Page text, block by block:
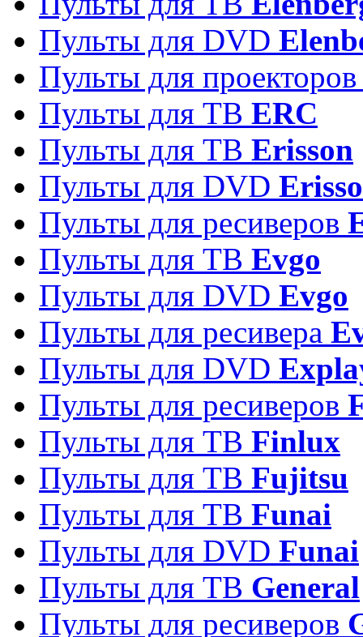
Пульты для DVD
Пульты для
Пульты для ТВ ERC
Пульты для ТВ Erisson
Пульты для DVD
Пульты для ресиверов
Пульты для ТВ Evgo
Пульты для DVD Evgo
Пульты для ресивера
Пульты для DVD
Пульты для ресиверов
Пульты для ТВ Finlux
Пульты для ТВ Fujitsu
Пульты для ТВ Funai
Пульты для DVD Funai
Пульты для ТВ General
Пульты для ресиверов